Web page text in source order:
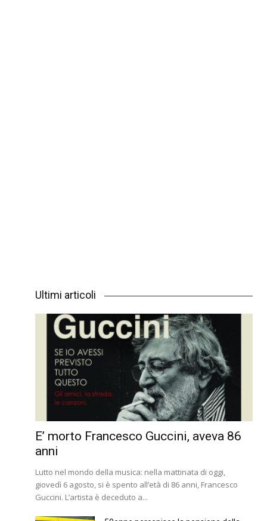
Ultimi articoli
E’ morto Francesco Guccini, aveva 86
anni
Lutto nel mondo della musica: nella mattinata di oggi,
giovedì 6 agosto, si è spento all’età di 86 anni, Francesco
Guccini. L’artista è deceduto a...